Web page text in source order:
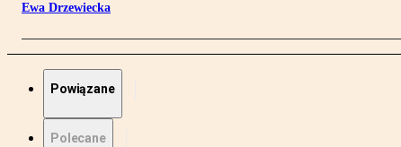
Ewa Drzewiecka
Powiązane
Polecane